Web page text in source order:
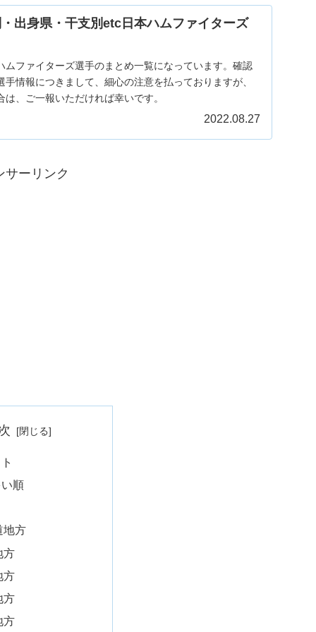
出身県・干支別etc日本ハムファイターズ
ムファイターズ選手のまとめ一覧になっています。確認
情報につきまして、細心の注意を払っておりますが、
、ご一報いただければ幸いです。
2022.08.27
サーリンク
順
地方
方
方
方
方